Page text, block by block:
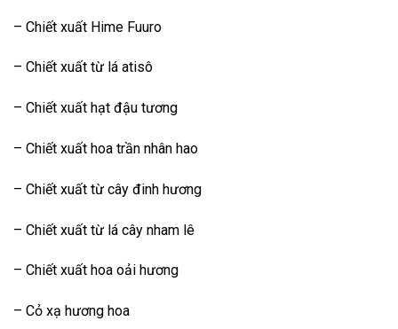
– Chiết xuất Hime Fuuro
– Chiết xuất từ ​​lá atisô
– Chiết xuất hạt đậu tương
– Chiết xuất hoa trần nhân hao
– Chiết xuất từ ​​cây đinh hương
– Chiết xuất từ ​​lá cây nham lê
– Chiết xuất hoa oải hương
– Cỏ xạ hương hoa